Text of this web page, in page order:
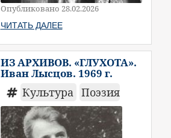
Опубликовано 28.02.2026
ЧИТАТЬ ДАЛЕЕ
ИЗ АРХИВОВ. «ГЛУХОТА».
Иван Лысцов. 1969 г.
Культура Поэзия